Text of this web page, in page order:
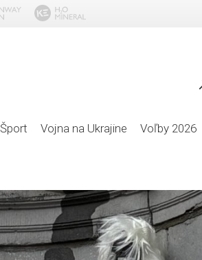
Šport Vojna na Ukrajine
Voľby 2026